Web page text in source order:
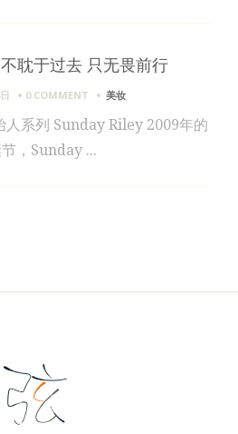
耽于过去 只无畏前行
0 COMMENT 美妆
人系列 Sunday Riley 2009年的
，Sunday ...